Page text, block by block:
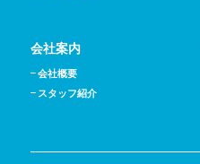
会社案内
会社概要
スタッフ紹介